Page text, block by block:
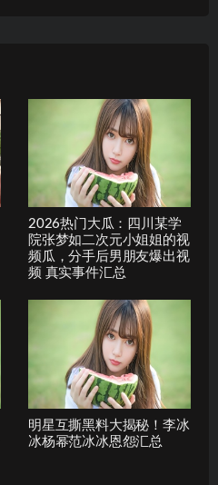
2026热门大瓜：四川某学
院张梦如二次元小姐姐的视
频瓜，分手后男朋友爆出视
频 真实事件汇总
明星互撕黑料大揭秘！李冰
冰杨幂范冰冰恩怨汇总